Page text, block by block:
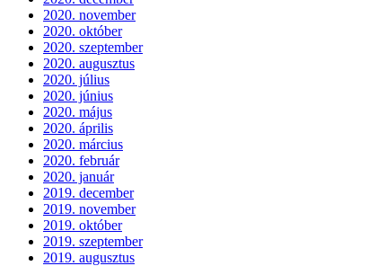
2020. november
2020. október
2020. szeptember
2020. augusztus
2020. július
2020. június
2020. május
2020. április
2020. március
2020. február
2020. január
2019. december
2019. november
2019. október
2019. szeptember
2019. augusztus